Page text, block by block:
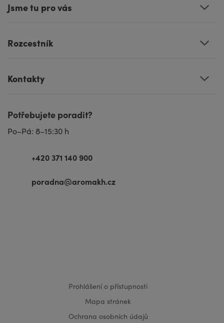
Jsme tu pro vás
Rozcestník
Kontakty
Potřebujete poradit?
Po–Pá: 8–15:30 h
+420 371 140 900
poradna@aromakh.cz
Prohlášení o přístupnosti
Mapa stránek
Ochrana osobních údajů